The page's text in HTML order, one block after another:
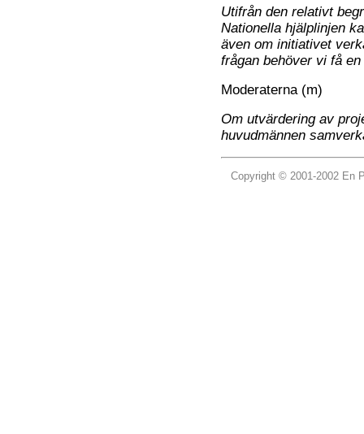
Utifrån den relativt
Nationella hjälplinjen
även om initiativet
frågan behöver vi få
Moderaterna (m)
Om utvärdering av
huvudmännen
Copyright © 2001-2002 En